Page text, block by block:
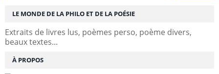
LE MONDE DE LA PHILO ET DE LA POÉSIE
Extraits de livres lus, poèmes perso, poème divers,
beaux textes...
À PROPOS